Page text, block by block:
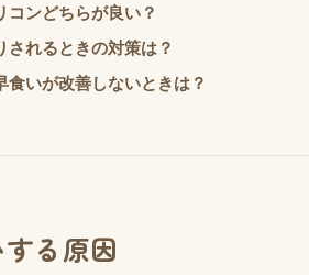
コンどちらが良い？
されるときの対策は？
食いが改善しないときは？
る原因